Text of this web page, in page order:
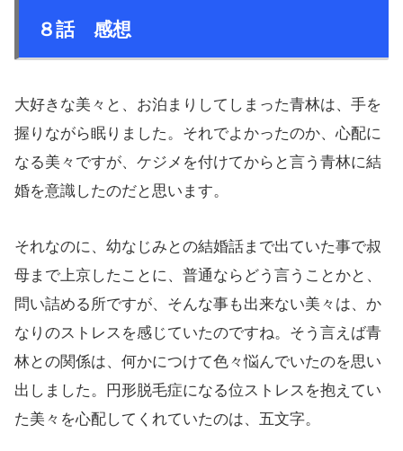
８話 感想
大好きな美々と、お泊まりしてしまった青林は、手を
握りながら眠りました。それでよかったのか、心配に
なる美々ですが、ケジメを付けてからと言う青林に結
婚を意識したのだと思います。
それなのに、幼なじみとの結婚話まで出ていた事で叔
母まで上京したことに、普通ならどう言うことかと、
問い詰める所ですが、そんな事も出来ない美々は、か
なりのストレスを感じていたのですね。そう言えば青
林との関係は、何かにつけて色々悩んでいたのを思い
出しました。円形脱毛症になる位ストレスを抱えてい
た美々を心配してくれていたのは、五文字。